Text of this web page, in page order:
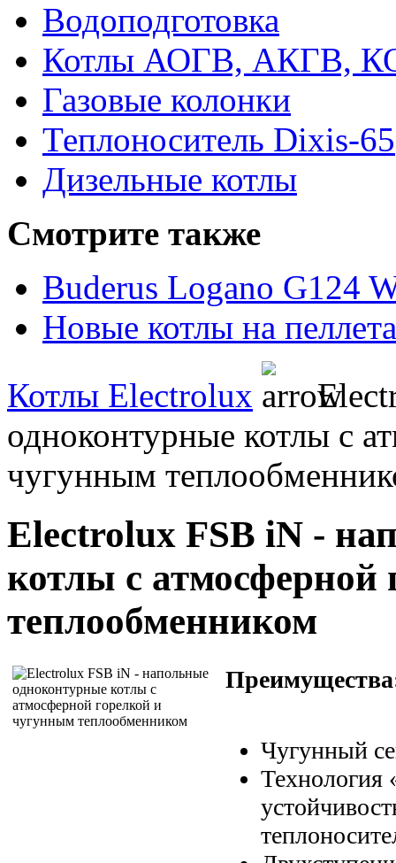
Водоподготовка
Котлы АОГВ, АКГВ,
Газовые колонки
Теплоноситель Dixis-65
Дизельные котлы
Смотрите также
Buderus Logano G124
Новые котлы на
Котлы Electrolux
одноконтурные котлы с
чугунным
Electrolux FSB iN -
котлы с
теплообменником
Чугунный
Технология